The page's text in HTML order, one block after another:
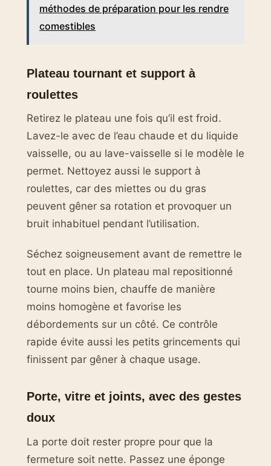
méthodes de préparation pour les rendre
comestibles
Plateau tournant et support à
roulettes
Retirez le plateau une fois qu’il est froid.
Lavez-le avec de l’eau chaude et du liquide
vaisselle, ou au lave-vaisselle si le modèle le
permet. Nettoyez aussi le support à
roulettes, car des miettes ou du gras
peuvent gêner sa rotation et provoquer un
bruit inhabituel pendant l’utilisation.
Séchez soigneusement avant de remettre le
tout en place. Un plateau mal repositionné
tourne moins bien, chauffe de manière
moins homogène et favorise les
débordements sur un côté. Ce contrôle
rapide évite aussi les petits grincements qui
finissent par gêner à chaque usage.
Porte, vitre et joints, avec des gestes
doux
La porte doit rester propre pour que la
fermeture soit nette. Passez une éponge